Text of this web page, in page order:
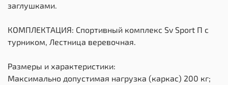
заглушками.
КОМПЛЕКТАЦИЯ: Спортивный комплекс Sv Sport П с
турником, Лестница веревочная.
Размеры и характеристики:
Максимально допустимая нагрузка (каркас) 200 кг;